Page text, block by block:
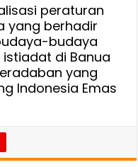
peraturan
yang berhadir
budaya
di Banua
yang
Indonesia Emas